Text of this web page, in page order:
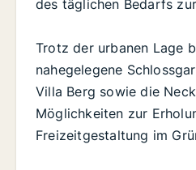
des täglichen Bedarfs
Trotz der urbanen Lage
nahegelegene
Villa Berg sowie die
Möglichkeiten zur
Freizeitgestaltung im